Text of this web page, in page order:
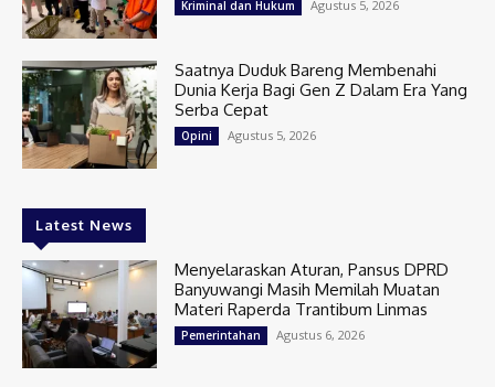
Kriminal dan Hukum Agustus 5, 2026
Saatnya Duduk Bareng Membenahi
Dunia Kerja Bagi Gen Z Dalam Era Yang
Serba Cepat
Opini Agustus 5, 2026
Latest News
Menyelaraskan Aturan, Pansus DPRD
Banyuwangi Masih Memilah Muatan
Materi Raperda Trantibum Linmas
Pemerintahan Agustus 6, 2026